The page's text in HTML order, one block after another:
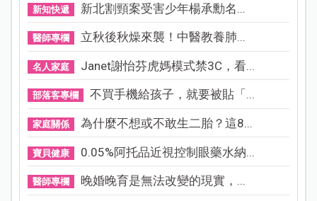
新知快遞 新北割頸案受害少年楊承勳名...
醫師專欄 立秋後秋燥來襲！中醫教養肺...
名人家庭 Janet謝怡芬虎媽模式禁3C，看...
部落客專欄 不買手機給孩子，就要被貼「...
家庭關係 為什麼不想或不敢生二胎？這8...
寶貝健康 0.05%阿托品近視控制眼藥水納...
醫師專欄 晚婚晚育是無法改變的現實，...